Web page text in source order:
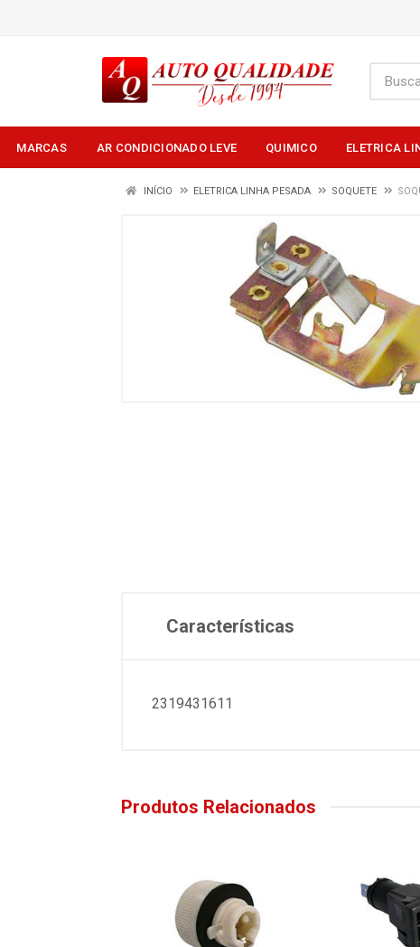
MARCAS AR CONDICIONADO LEVE QUIMICO ELETRICA
INÍCIO ELETRICA LINHA PESADA SOQUETE
Características
2319431611
Produtos Relacionados